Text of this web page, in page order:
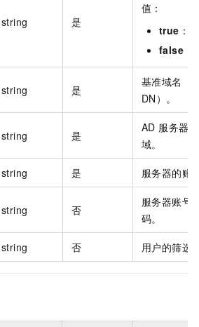
string 是
值：
true ：
false
string 是
基准域名（
DN）。
string 是
AD 服务器
域。
string 是 服务器的账
string 否
服务器账号
码。
string 否 用户的筛选